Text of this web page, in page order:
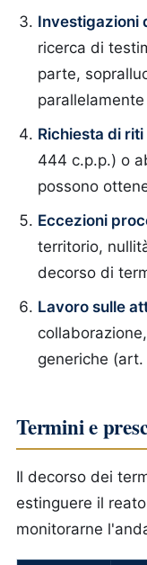
Investigazioni
ricerca di
parte,
Richiesta di
444 c.p.p.) o
possono
Eccezioni
territorio,
decorso di
Lavoro sulle
generiche
Termini e
Il decorso dei
estinguere il
monitorarne